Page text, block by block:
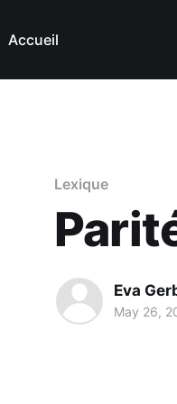
Accueil
Lexique
Eva
May 26,